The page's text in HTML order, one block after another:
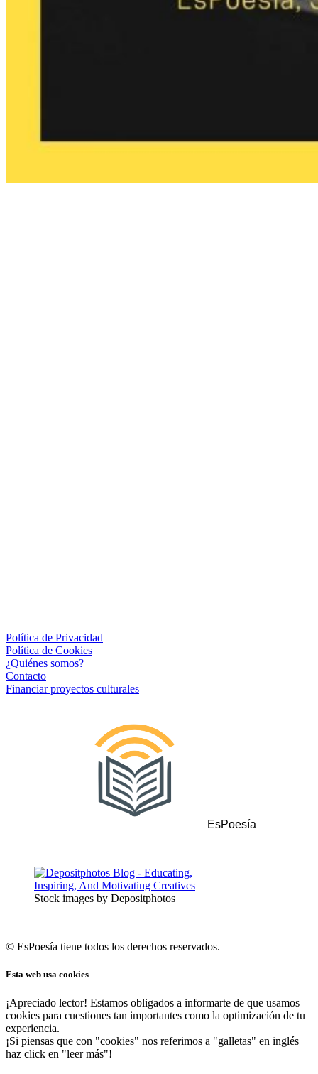
Política de Privacidad
Política de Cookies
¿Quiénes somos?
Contacto
Financiar proyectos culturales
EsPoesía
Stock images by Depositphotos
© EsPoesía tiene todos los derechos reservados.
Esta web usa cookies
¡Apreciado lector! Estamos obligados a informarte de que usamos
cookies para cuestiones tan importantes como la optimización de tu
experiencia.
¡Si piensas que con "cookies" nos referimos a "galletas" en inglés
haz click en "leer más"!